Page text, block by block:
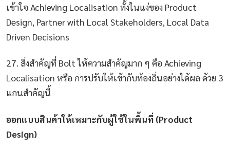
เข้าใจ Achieving Localisation ทั้งในแง่ของ Product
Design, Partner with Local Stakeholders, Local Data
Driven Decisions
27. สิ่งสำคัญที่ Bolt ให้ความสำคัญมาก ๆ คือ Achieving
Localisation หรือ การปรับให้เข้ากับท้องถิ่นอย่างได้ผล ด้วย 3
แกนสำคัญนี้
ออกแบบสินค้าให้เหมาะกับผู้ใช้ในพื้นที่ (Product
Design)